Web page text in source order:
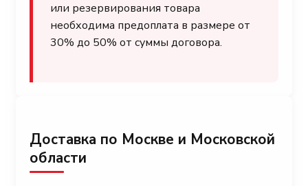
или резервирования товара
необходима предоплата в размере от
30% до 50% от суммы договора.
Доставка по Москве и Московской
области